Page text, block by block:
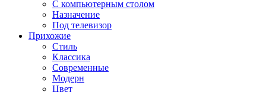
С компьютерным столом
Назначение
Под телевизор
Прихожие
Стиль
Классика
Современные
Модерн
Цвет